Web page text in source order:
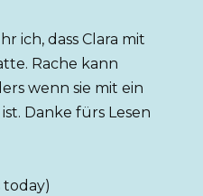
ich, dass Clara mit
Rache kann
wenn sie mit ein
Danke fürs Lesen
today)